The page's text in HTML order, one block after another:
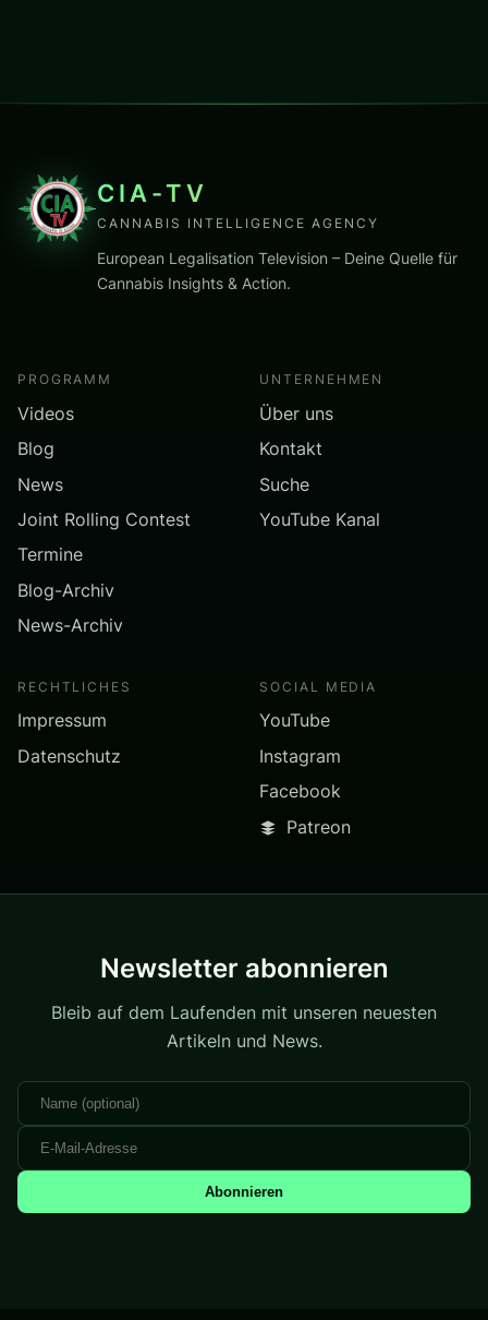
CIA-TV
CANNABIS INTELLIGENCE AGENCY
European Legalisation Television – Deine Quelle für
Cannabis Insights & Action.
PROGRAMM
Videos
Blog
News
Joint Rolling Contest
Termine
Blog-Archiv
News-Archiv
UNTERNEHMEN
Über uns
Kontakt
Suche
YouTube Kanal
RECHTLICHES
Impressum
Datenschutz
SOCIAL MEDIA
YouTube
Instagram
Facebook
Patreon
Newsletter abonnieren
Bleib auf dem Laufenden mit unseren neuesten
Artikeln und News.
Abonnieren